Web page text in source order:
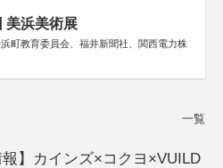
美浜美術展
町教育委員会、福井新聞社、関西電力株
一覧
報】カインズ×コクヨ×VUILD